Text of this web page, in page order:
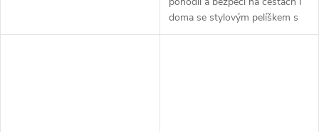
doma se stylovým pelíškem s
funkcí...